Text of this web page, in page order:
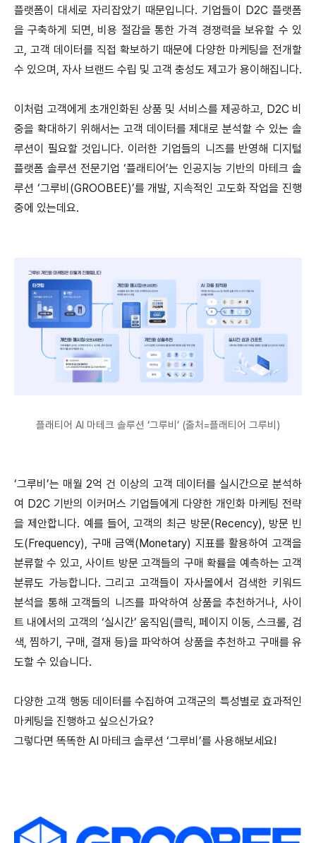
플랫폼이 대세로 자리잡았기 때문입니다. 기업들이 D2C 플랫폼
을 구축하게 되면, 비용 절감을 통한 가격 경쟁력을 보유할 수 있
고, 고객 데이터를 직접 확보하기 때문에 다양한 마케팅을 전개할
수 있으며, 자사 브랜드 수립 및 고객 충성도 제고가 용이해집니다.
이처럼 고객에게 초개인화된 상품 및 서비스를 제공하고, D2C 비
중을 확대하기 위해서는 고객 데이터를 제대로 분석할 수 있는 솔
루션이 필요할 것입니다. 이러한 기업들의 니즈를 반영해 디지털
플랫폼 솔루션 전문기업 ‘플래티어’는 인공지능 기반의 마테크 솔
루션 ‘그루비(GROOBEE)’를 개발, 지속적인 고도화 작업을 진행
중에 있는데요.
플래티어 AI 마테크 솔루션 ‘그루비’ (출처=플래티어 그루비)
‘그루비’는 매월 2억 건 이상의 고객 데이터를 실시간으로 분석하
여 D2C 기반의 이커머스 기업들에게 다양한 개인화 마케팅 전략
을 제안합니다. 예를 들어, 고객의 최근 방문(Recency), 방문 빈
도(Frequency), 구매 금액(Monetary) 지표를 활용하여 고객을
분류할 수 있고, 사이트 방문 고객들의 구매 확률을 예측하는 고객
분류도 가능합니다. 그리고 고객들이 자사몰에서 검색한 키워드
분석을 통해 고객들의 니즈를 파악하여 상품을 추천하거나, 사이
트 내에서의 고객의 ‘실시간’ 움직임(클릭, 페이지 이동, 스크롤, 검
색, 찜하기, 구매, 결재 등)을 파악하여 상품을 추천하고 구매를 유
도할 수 있습니다.
다양한 고객 행동 데이터를 수집하여 고객군의 특성별로 효과적인
마케팅을 진행하고 싶으신가요?
그렇다면 똑똑한 AI 마테크 솔루션 ‘그루비’를 사용해보세요!